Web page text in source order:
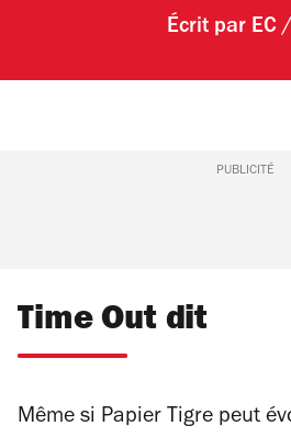
Écrit par EC
PUBLICITÉ
Time Out dit
Même si Papier Tigre peut